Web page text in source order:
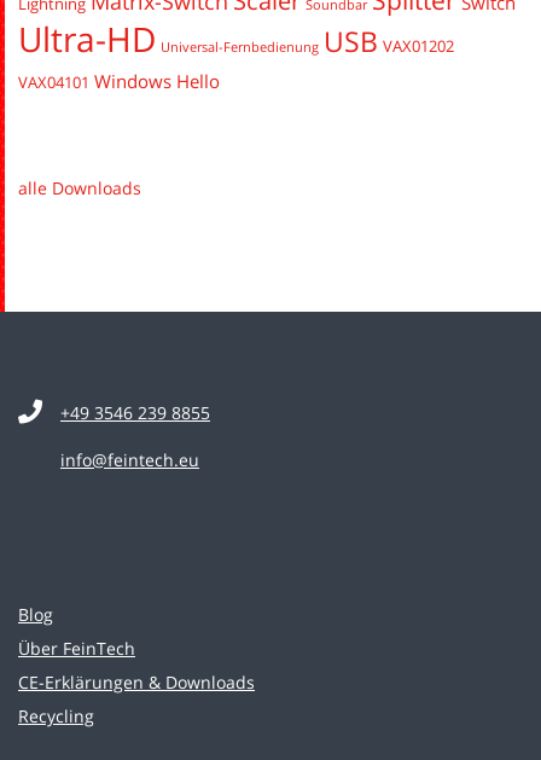
Soundbar
Ultra-HD Universal-Fernbedienung USB VAX01202
VAX04101 Windows Hello
alle Downloads
+49 3546 239 8855
info@feintech.eu
Blog
Über FeinTech
CE-Erklärungen & Downloads
Recycling